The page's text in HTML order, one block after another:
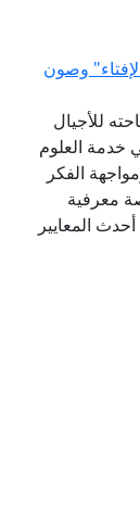
وصون
للأجيال
خدمة العلوم
الفكر
معرفية
المعايير